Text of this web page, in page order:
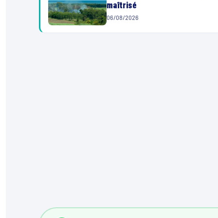
maîtrisé
06/08/2026